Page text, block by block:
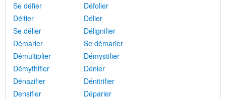
Se défier
Défolier
Déifier
Délier
Se délier
Délignifier
Démarier
Se démarier
Démultiplier
Démystifier
Démythifier
Dénier
Dénazifier
Dénitrifier
Densifier
Déparier